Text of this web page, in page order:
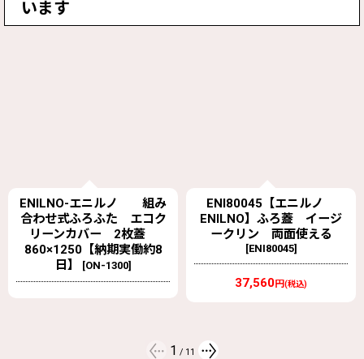
います
ENI80045【エニルノ
ENILNO】ふろ蓋 イージ
ークリン 両面使える
[ENI80045]
37,560円(税込)
ON32100158E エコクリー
ンカバー 2枚式フロ蓋
700x1500 【ENILNO エニ
ルノ】 [ON32100158E
26,730円(税込)
2 / 11